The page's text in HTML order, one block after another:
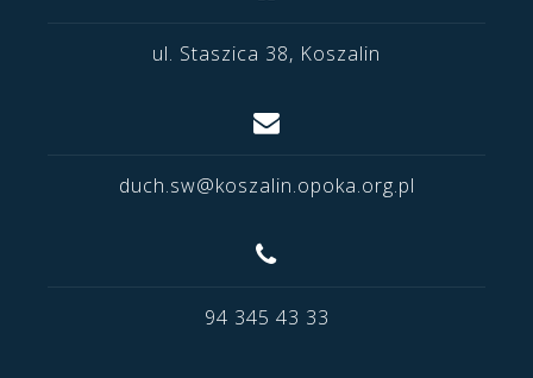
ul. Staszica 38, Koszalin
duch.sw@koszalin.opoka.org.pl
94 345 43 33